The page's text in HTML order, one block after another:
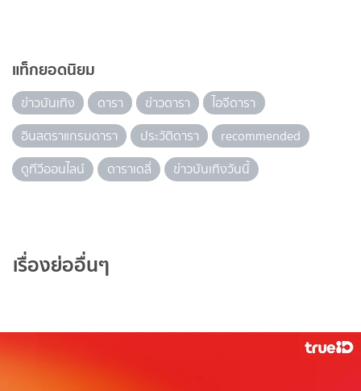
แท็กยอดนิยม
ข่าวบันเทิง ดารา ข่าวดารา
ไอจีดารา
อินสตราแกรมดารา
ประวัติดารา
recommended
ดูทีวีออนไลน์
ดาราเดลี่ ข่าวบันเทิงวันนี้
เรื่องย่ออื่นๆ